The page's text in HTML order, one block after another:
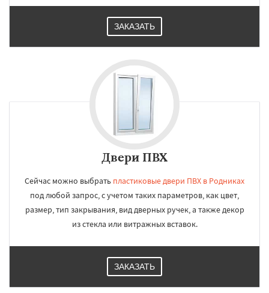
ЗАКАЗАТЬ
Двери ПВХ
Сейчас можно выбрать пластиковые двери ПВХ в Родниках
под любой запрос, с учетом таких параметров, как цвет,
размер, тип закрывания, вид дверных ручек, а также декор
из стекла или витражных вставок.
ЗАКАЗАТЬ